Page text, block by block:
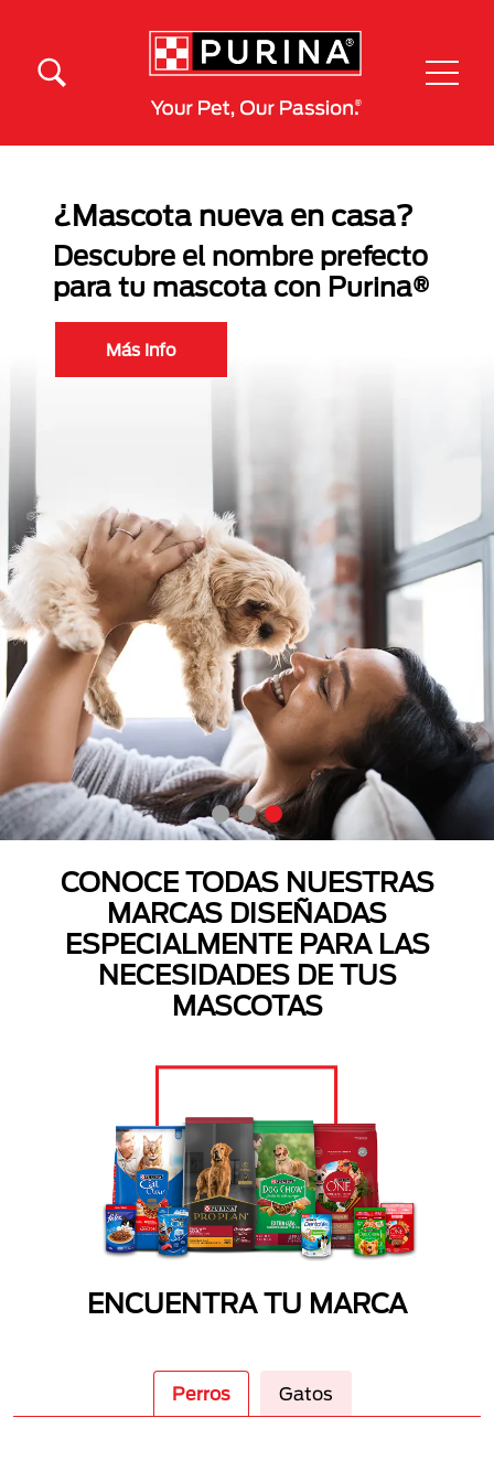
¿Mascota nueva en casa?
Descubre el nombre prefecto
para tu mascota con Purina®
Más Info
CONOCE TODAS NUESTRAS
MARCAS DISEÑADAS
ESPECIALMENTE PARA LAS
NECESIDADES DE TUS
MASCOTAS
ENCUENTRA TU MARCA
Perros Gatos